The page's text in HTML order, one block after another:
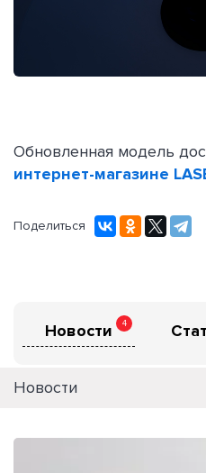
Обновленная модель
интернет-магазине
Поделиться
Новости 4
Новости